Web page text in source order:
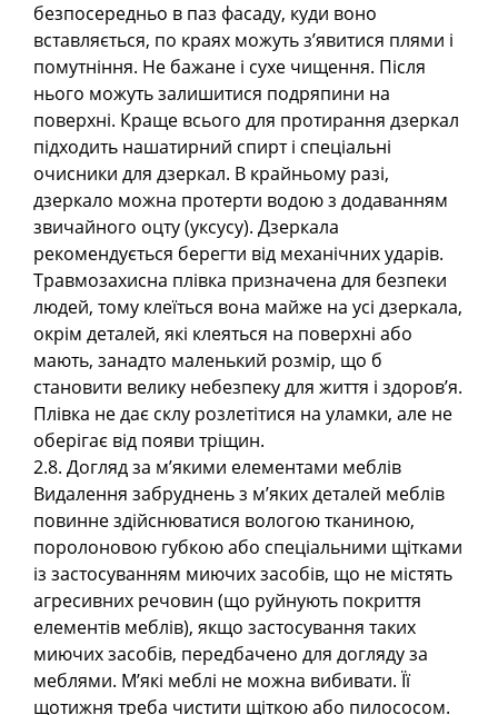
безпосередньо в паз фасаду, куди воно
вставляється, по краях можуть з’явитися плями і
помутніння. Не бажане і сухе чищення. Після
нього можуть залишитися подряпини на
поверхні. Краще всього для протирання дзеркал
підходить нашатирний спирт і спеціальні
очисники для дзеркал. В крайньому разі,
дзеркало можна протерти водою з додаванням
звичайного оцту (уксусу). Дзеркала
рекомендується берегти від механічних ударів.
Травмозахисна плівка призначена для безпеки
людей, тому клеїться вона майже на усі дзеркала,
окрім деталей, які клеяться на поверхні або
мають, занадто маленький розмір, що б
становити велику небезпеку для життя і здоров’я.
Плівка не дає склу розлетітися на уламки, але не
оберігає від появи тріщин.
2.8. Догляд за м’якими елементами меблів
Видалення забруднень з м’яких деталей меблів
повинне здійснюватися вологою тканиною,
поролоновою губкою або спеціальними щітками
із застосуванням миючих засобів, що не містять
агресивних речовин (що руйнують покриття
елементів меблів), якщо застосування таких
миючих засобів, передбачено для догляду за
меблями. М’які меблі не можна вибивати. Її
щотижня треба чистити щіткою або пилососом.